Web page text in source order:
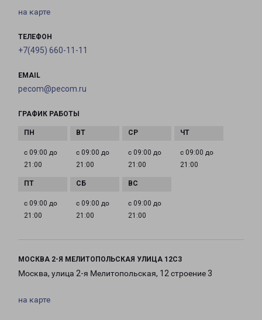
на карте
ТЕЛЕФОН
+7(495) 660-11-11
EMAIL
pecom@pecom.ru
ГРАФИК РАБОТЫ
с 09:00 до
21:00
с 09:00 до
21:00
с 09:00 до
21:00
с 09:00 до
21:00
с 09:00 до
21:00
с 09:00 до
21:00
с 09:00 до
21:00
МОСКВА 2-Я МЕЛИТОПОЛЬСКАЯ УЛИЦА 12С3
Москва, улица 2-я Мелитопольская, 12 строение 3
на карте